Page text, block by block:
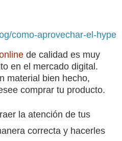
como-aprovechar-el-hype
de calidad es muy
en el mercado digital.
material bien hecho,
comprar tu producto.
la atención de tus
correcta y hacerles